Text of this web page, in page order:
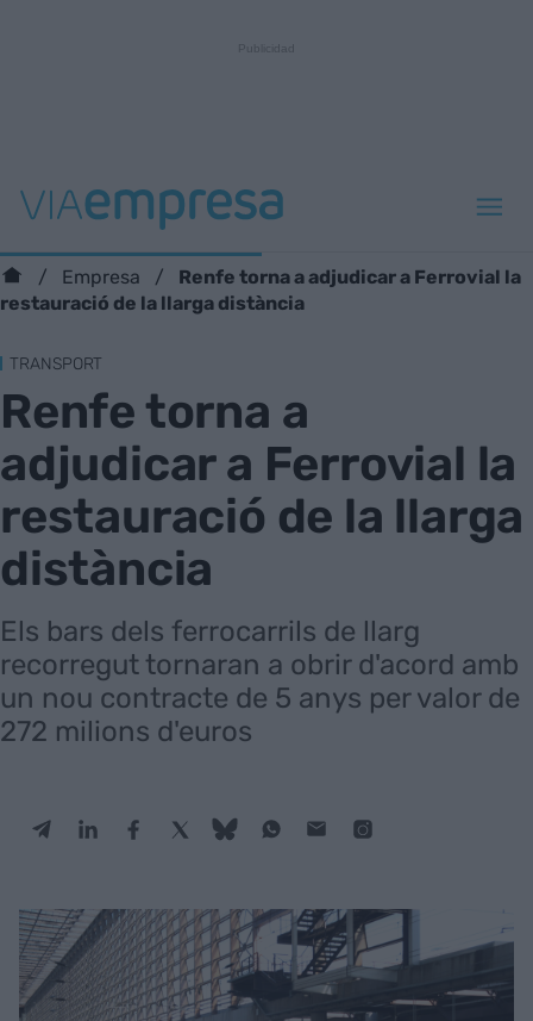
Empresa
Renfe torna a adjudicar a Ferrovial la
restauració de la llarga distància
TRANSPORT
Renfe torna a
adjudicar a Ferrovial la
restauració de la llarga
distància
Els bars dels ferrocarrils de llarg
recorregut tornaran a obrir d'acord amb
un nou contracte de 5 anys per valor de
272 milions d'euros